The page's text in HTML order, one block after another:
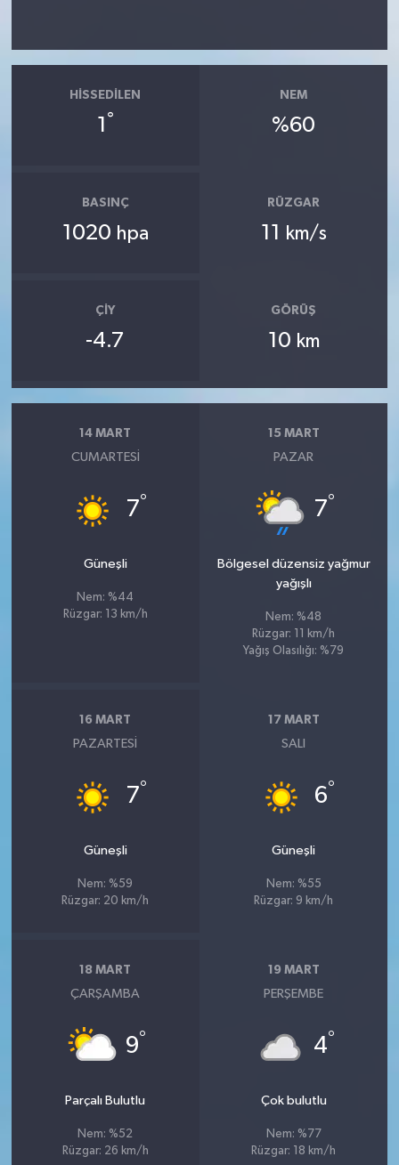
HISSEDILEN
1 °
NEM
%60
BASINÇ
1020 hpa
RÜZGAR
11 km/s
ÇIY
-4.7
GÖRÜŞ
10 km
14 MART
CUMARTESI
7°
Güneşli
Nem: %44
Rüzgar: 13 km/h
15 MART
PAZAR
7°
Bölgesel düzensiz yağmur
yağışlı
Nem: %48
Rüzgar: 11 km/h
Yağış Olasılığı: %79
16 MART
PAZARTESI
7°
Güneşli
Nem: %59
Rüzgar: 20 km/h
17 MART
SALI
6°
Güneşli
Nem: %55
Rüzgar: 9 km/h
18 MART
ÇARŞAMBA
9°
Parçalı Bulutlu
Nem: %52
Rüzgar: 26 km/h
19 MART
PERŞEMBE
4°
Çok bulutlu
Nem: %77
Rüzgar: 18 km/h